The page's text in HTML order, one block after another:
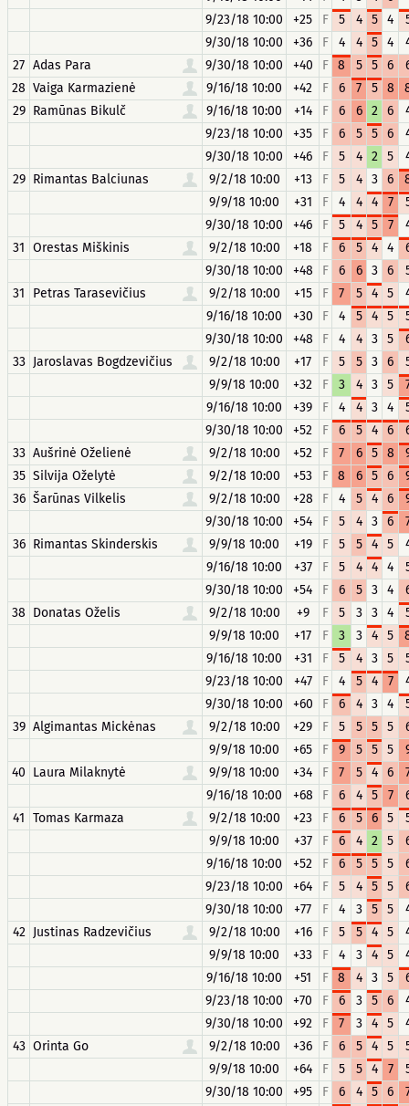
9/23/18 10:00
+25 F 5 4 5 4
9/30/18 10:00
+36 F 4 4 5 4
27 Adas Para 9/30/18 10:00 +40 F 8 5 5 6
28 Vaiga Karmazienė 9/16/18 10:00 +42 F 6 7 5 8
29 Ramūnas Bikulč 9/16/18 10:00 +14 F 6 6 2 6
9/23/18 10:00
+35 F 6 5 5 6
9/30/18 10:00
+46 F 5 4 2 5
29 Rimantas Balciunas 9/2/18 10:00 +13 F 5 4 3 6
9/9/18 10:00
+31 F 4 4 4 7
9/30/18 10:00
+46 F 5 4 5 7
31 Orestas Miškinis 9/2/18 10:00 +18 F 6 5 4 4
9/30/18 10:00
+48 F 6 6 3 6
31
Petras Tarasevičius 9/2/18 10:00 +15 F 7 5 4 5
9/16/18 10:00
+30 F 4 5 4 5
9/30/18 10:00
+48 F 4 4 3 5
33 Jaroslavas Bogdzevičius 9/2/18 10:00 +17 F 5 5 3 6
9/9/18 10:00
+32 F 3 4 3 5
9/16/18 10:00
+39 F 4 4 3 4
9/30/18 10:00
+52 F 6 5 4 6
33 Aušrinė Oželienė 9/2/18 10:00 +52 F 7 6 5 8
35 Silvija Oželytė 9/2/18 10:00 +53 F 8 6 5 6
36 Šarūnas Vilkelis 9/2/18 10:00 +28 F 4 5 4 6
9/30/18 10:00
+54 F 5 4 3 6
36 Rimantas Skinderskis 9/9/18 10:00 +19 F 5 5 4 5
9/16/18 10:00
+37 F 5 4 4 4
9/30/18 10:00
+54 F 6 5 3 4
38 Donatas Oželis 9/2/18 10:00 +9 F 5 3 3 4
9/9/18 10:00
+17 F 3 3 4 5
9/16/18 10:00
+31 F 5 4 3 5
9/23/18 10:00
+47 F 4 5 4 7
9/30/18 10:00
+60 F 6 4 3 4
39 Algimantas Mickėnas 9/2/18 10:00 +29 F 5 5 5 5
9/9/18 10:00
+65 F 9 5 5 5
40 Laura Milaknytė 9/9/18 10:00 +34 F 7 5 4 6
9/16/18 10:00
+68 F 6 4 5 7
41 Tomas Karmaza 9/2/18 10:00 +23 F 6 5 6 5
9/9/18 10:00
+37 F 6 4 2 5
9/16/18 10:00
+52 F 6 5 5 5
9/23/18 10:00
+64 F 5 4 5 5
9/30/18 10:00
+77 F 4 3 5 5
42 Justinas Radzevičius 9/2/18 10:00 +16 F 5 5 4 5
9/9/18 10:00
+33 F 4 3 4 5
9/16/18 10:00
+51 F 8 4 3 5
9/23/18 10:00
+70 F 6 3 5 6
9/30/18 10:00
+92 F 7 3 4 5
43 Orinta Go 9/2/18 10:00 +36 F 6 5 4 5
9/9/18 10:00
+64 F 5 5 4 7
9/30/18 10:00
+95 F 6 4 5 6